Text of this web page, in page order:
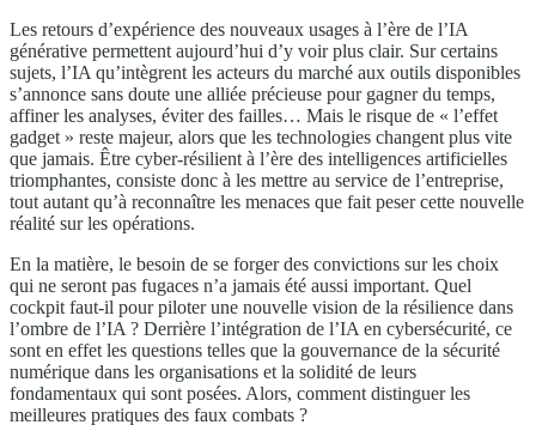
Les retours d’expérience des nouveaux usages à l’ère de l’IA
générative permettent aujourd’hui d’y voir plus clair. Sur certains
sujets, l’IA qu’intègrent les acteurs du marché aux outils disponibles
s’annonce sans doute une alliée précieuse pour gagner du temps,
affiner les analyses, éviter des failles… Mais le risque de « l’effet
gadget » reste majeur, alors que les technologies changent plus vite
que jamais. Être cyber-résilient à l’ère des intelligences artificielles
triomphantes, consiste donc à les mettre au service de l’entreprise,
tout autant qu’à reconnaître les menaces que fait peser cette nouvelle
réalité sur les opérations.
En la matière, le besoin de se forger des convictions sur les choix
qui ne seront pas fugaces n’a jamais été aussi important. Quel
cockpit faut-il pour piloter une nouvelle vision de la résilience dans
l’ombre de l’IA ? Derrière l’intégration de l’IA en cybersécurité, ce
sont en effet les questions telles que la gouvernance de la sécurité
numérique dans les organisations et la solidité de leurs
fondamentaux qui sont posées. Alors, comment distinguer les
meilleures pratiques des faux combats ?